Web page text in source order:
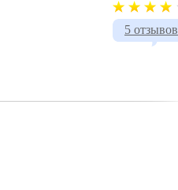
5 отзывов